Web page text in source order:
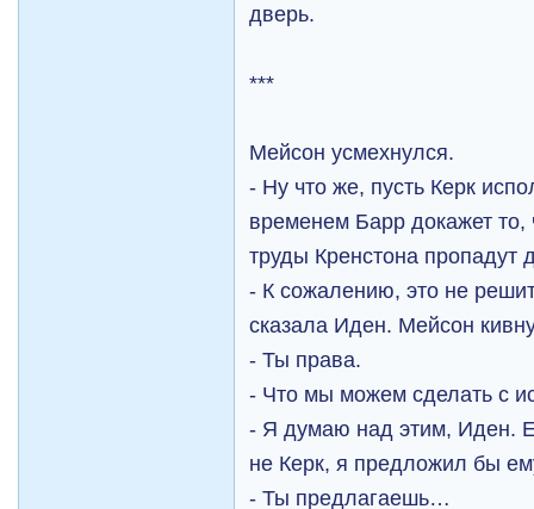
дверь.
***
Мейсон усмехнулся.
- Ну что же, пусть Керк
временем Барр докажет то,
труды Кренстона
- К сожалению, это не
сказала Иден. Мейсон
- Ты права.
- Что мы можем сделать с
- Я думаю над этим, Иден.
не Керк, я предложил бы
- Ты предлагаешь…